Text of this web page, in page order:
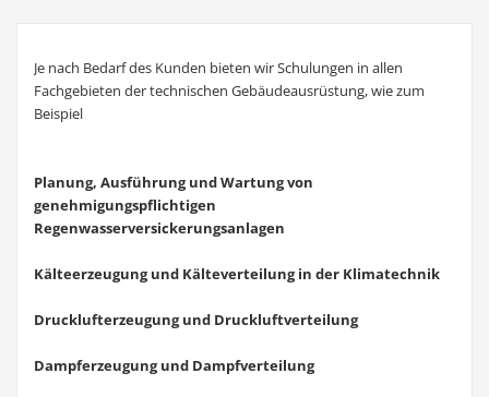
Je nach Bedarf des Kunden bieten wir Schulungen in allen
Fachgebieten der technischen Gebäudeausrüstung, wie zum
Beispiel
Planung, Ausführung und Wartung von
genehmigungspflichtigen
Regenwasserversickerungsanlagen
Kälteerzeugung und Kälteverteilung in der Klimatechnik
Drucklufterzeugung und Druckluftverteilung
Dampferzeugung und Dampfverteilung